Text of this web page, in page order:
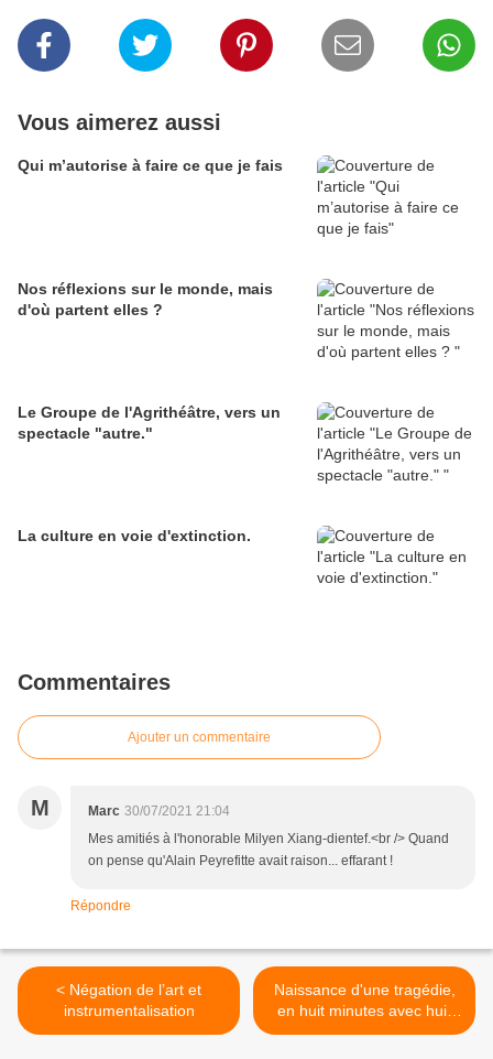
Vous aimerez aussi
Qui m’autorise à faire ce que je fais
Nos réflexions sur le monde, mais
d'où partent elles ?
Le Groupe de l'Agrithéâtre, vers un
spectacle "autre."
La culture en voie d'extinction.
Commentaires
Ajouter un commentaire
M Marc 30/07/2021 21:04
Mes amitiés à l'honorable Milyen Xiang-dientef.<br /> Quand
on pense qu'Alain Peyrefitte avait raison... effarant !
Répondre
< Négation de l’art et
instrumentalisation
Naissance d'une tragédie,
en huit minutes avec huit
acteurs magnifiques. >